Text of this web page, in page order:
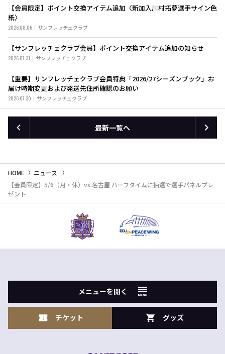
【会員限定】ポイント交換アイテム追加〈新加入川村拓夢選手サイン色
紙〉
2026.08.06 サンフレッチェクラブ
【サンフレッチェクラブ会員】ポイント交換アイテム追加の知らせ
2026.07.31 サンフレッチェクラブ
【重要】サンフレッチェクラブ会員特典「2026/27シーズンブック」お
届け時期変更および発送先住所確認のお願い
2026.07.30 サンフレッチェクラブ
最新一覧へ
HOME
ニュース
【会員限定】5/6（月・休）vs.名古屋 ハーフタイムに抽選で選手パネルプレ
ゼント
メニューを開く
チケット グッズ